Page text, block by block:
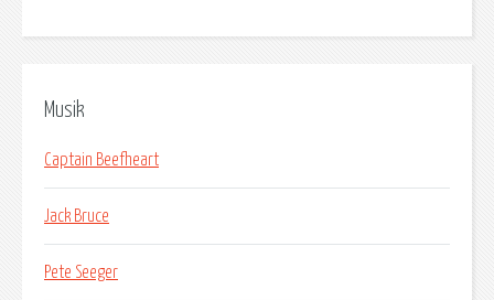
Musik
Captain Beefheart
Jack Bruce
Pete Seeger